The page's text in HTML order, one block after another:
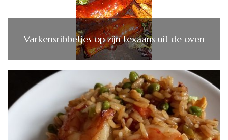
Varkensribbetjes op zijn texaans uit de oven